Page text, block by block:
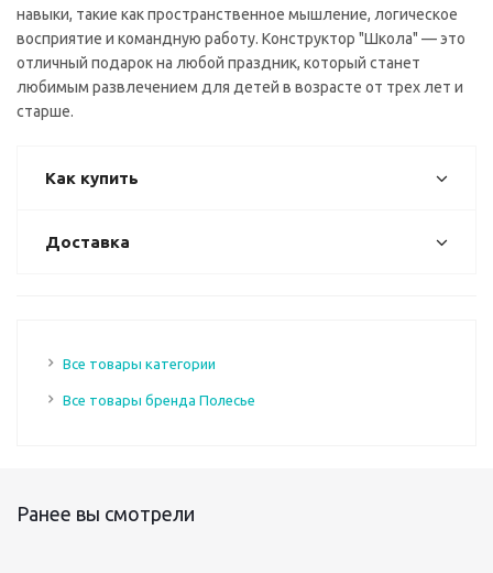
навыки, такие как пространственное мышление, логическое
восприятие и командную работу. Конструктор "Школа" — это
отличный подарок на любой праздник, который станет
любимым развлечением для детей в возрасте от трех лет и
старше.
Как купить
Доставка
Все товары категории
Все товары бренда Полесье
Ранее вы смотрели